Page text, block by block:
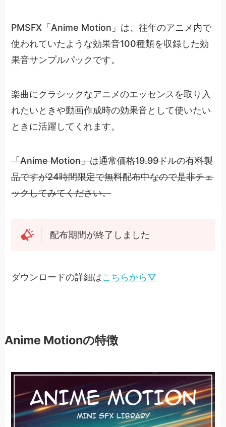
PMSFX「Anime Motion」は、往年のアニメ内で
使われていたような効果音100種類を収録した効
果音サンプルパックです。
楽曲にクラシックなアニメのエッセンスを取り入
れたいときや動画作成時の効果音として使いたい
ときに活躍してくれます。
「Anime Motion」は通常価格19.99ドルの有料製
品ですが24時間限定で無料配布中なので是非チェ
ックしてみてください。
配布期間が終了しました
ダウンロードの詳細はこちらから▽
Anime Motionの特徴